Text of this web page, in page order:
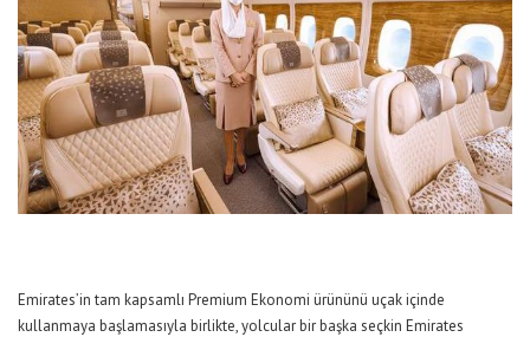
Emirates’in tam kapsamlı Premium Ekonomi ürününü uçak içinde
kullanmaya başlamasıyla birlikte, yolcular bir başka seçkin Emirates